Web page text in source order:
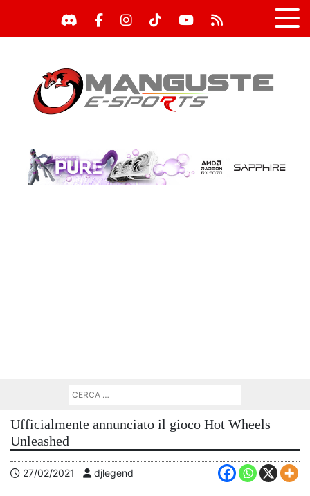
Ufficialmente annunciato il gioco Hot Wheels
Unleashed
27/02/2021 djlegend